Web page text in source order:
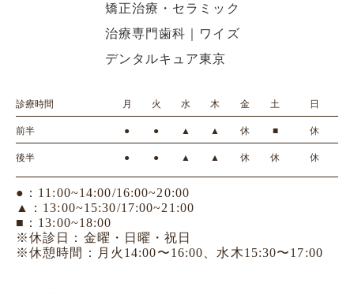
診療時間 月 火 水 木 金 土 日
前半 ● ● ▲ ▲ 休 ■ 休
後半 ● ● ▲ ▲ 休 休 休
●：11:00~14:00/16:00~20:00
▲：13:00~15:30/17:00~21:00
■：13:00~18:00
※休診日：金曜・日曜・祝日
※休憩時間：月火14:00〜16:00、水木15:30〜17:00